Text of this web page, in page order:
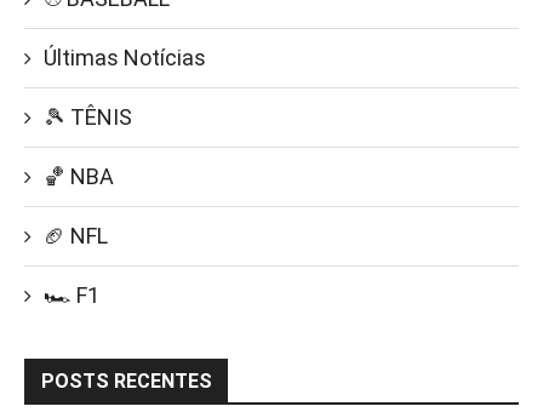
Últimas Notícias
🎾 TÊNIS
🏀 NBA
🏈 NFL
🏎️ F1
POSTS RECENTES